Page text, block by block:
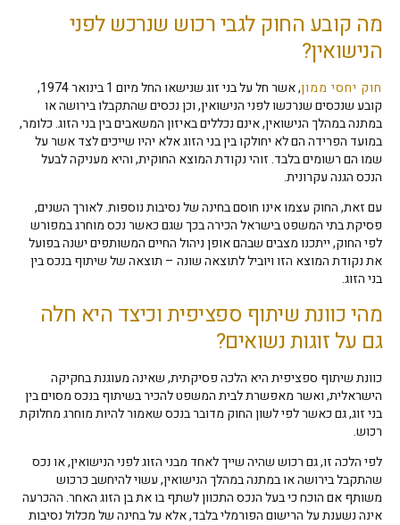
מה קובע החוק לגבי רכוש שנרכש לפני
הנישואין?
חוק יחסי ממון
, אשר חל על בני זוג שנישאו החל מיום 1 בינואר 1974,
קובע שנכסים שנרכשו לפני הנישואין, וכן נכסים שהתקבלו בירושה או
במתנה במהלך הנישואין, אינם נכללים באיזון המשאבים בין בני הזוג. כלומר,
במועד הפרידה הם לא יחולקו בין בני הזוג אלא יהיו שייכים לצד אשר על
שמו הם רשומים בלבד. זוהי נקודת המוצא החוקית, והיא מעניקה לבעל
הנכס הגנה עקרונית.
עם זאת, החוק עצמו אינו חוסם בחינה של נסיבות נוספות. לאורך השנים,
פסיקת בתי המשפט בישראל הכירה בכך שגם כאשר נכס מוחרג במפורש
לפי החוק, ייתכנו מצבים שבהם אופן ניהול החיים המשותפים ישנה בפועל
את נקודת המוצא הזו ויוביל לתוצאה שונה – תוצאה של שיתוף בנכס בין
בני הזוג.
מהי כוונת שיתוף ספציפית וכיצד היא חלה
גם על זוגות נשואים?
כוונת שיתוף ספציפית היא הלכה פסיקתית, שאינה מעוגנת בחקיקה
הישראלית, ואשר מאפשרת לבית המשפט להכיר בשיתוף בנכס מסוים בין
בני זוג, גם כאשר לפי לשון החוק מדובר בנכס שאמור להיות מוחרג מחלוקת
רכוש.
לפי הלכה זו, גם רכוש שהיה שייך לאחד מבני הזוג לפני הנישואין, או נכס
שהתקבל בירושה או במתנה במהלך הנישואין, עשוי להיחשב כרכוש
משותף אם הוכח כי בעל הנכס התכוון לשתף בו את בן הזוג האחר. ההכרעה
אינה נשענת על הרישום הפורמלי בלבד, אלא על בחינה של מכלול נסיבות